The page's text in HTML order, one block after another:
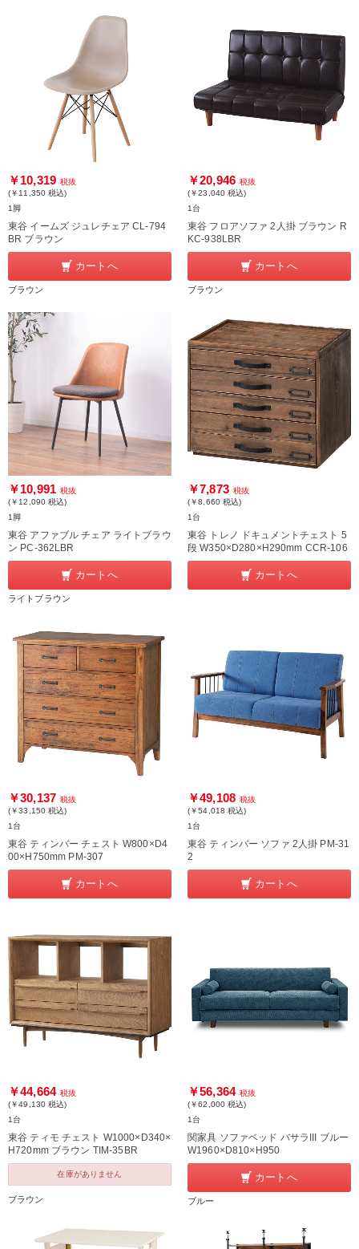
￥10,319 税抜
(￥11,350 税込)
1脚
東谷 イームズ ジュレチェア CL-794
BR ブラウン
カートへ
ブラウン
￥20,946 税抜
(￥23,040 税込)
1台
東谷 フロアソファ 2人掛 ブラウン R
KC-938LBR
カートへ
ブラウン
￥10,991 税抜
(￥12,090 税込)
1脚
東谷 アファブル チェア ライトブラウ
ン PC-362LBR
カートへ
ライトブラウン
￥7,873 税抜
(￥8,660 税込)
1台
東谷 トレノ ドキュメントチェスト 5
段 W350×D280×H290mm CCR-106
カートへ
￥30,137 税抜
(￥33,150 税込)
1台
東谷 ティンバー チェスト W800×D4
00×H750mm PM-307
カートへ
￥49,108 税抜
(￥54,018 税込)
1台
東谷 ティンバー ソファ 2人掛 PM-31
2
カートへ
￥44,664 税抜
(￥49,130 税込)
1台
東谷 ティモ チェスト W1000×D340×
H720mm ブラウン TIM-35BR
在庫がありません
ブラウン
￥56,364 税抜
(￥62,000 税込)
1台
関家具 ソファベッド バサラIII ブルー
W1960×D810×H950
カートへ
ブルー